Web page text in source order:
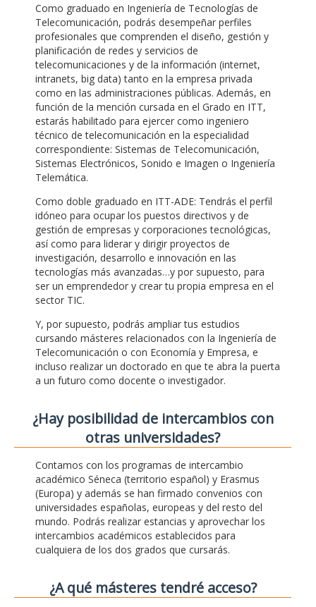
Como graduado en Ingeniería de Tecnologías de
Telecomunicación, podrás desempeñar perfiles
profesionales que comprenden el diseño, gestión y
planificación de redes y servicios de
telecomunicaciones y de la información (internet,
intranets, big data) tanto en la empresa privada
como en las administraciones públicas. Además, en
función de la mención cursada en el Grado en ITT,
estarás habilitado para ejercer como ingeniero
técnico de telecomunicación en la especialidad
correspondiente: Sistemas de Telecomunicación,
Sistemas Electrónicos, Sonido e Imagen o Ingeniería
Telemática.
Como doble graduado en ITT-ADE: Tendrás el perfil
idóneo para ocupar los puestos directivos y de
gestión de empresas y corporaciones tecnológicas,
así como para liderar y dirigir proyectos de
investigación, desarrollo e innovación en las
tecnologías más avanzadas…y por supuesto, para
ser un emprendedor y crear tu propia empresa en el
sector TIC.
Y, por supuesto, podrás ampliar tus estudios
cursando másteres relacionados con la Ingeniería de
Telecomunicación o con Economía y Empresa, e
incluso realizar un doctorado en que te abra la puerta
a un futuro como docente o investigador.
¿Hay posibilidad de intercambios con
otras universidades?
Contamos con los programas de intercambio
académico Séneca (territorio español) y Erasmus
(Europa) y además se han firmado convenios con
universidades españolas, europeas y del resto del
mundo. Podrás realizar estancias y aprovechar los
intercambios académicos establecidos para
cualquiera de los dos grados que cursarás.
¿A qué másteres tendré acceso?